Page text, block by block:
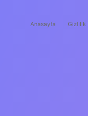
Anasayfa Gizlilik